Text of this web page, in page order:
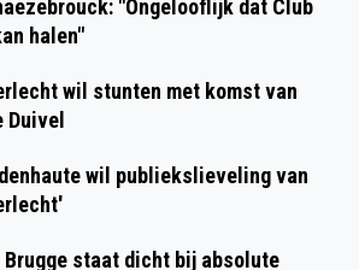
"Ongelooflijk dat Club
halen"
wil stunten met komst van
Duivel
wil publiekslieveling van
Brugge staat dicht bij absolute